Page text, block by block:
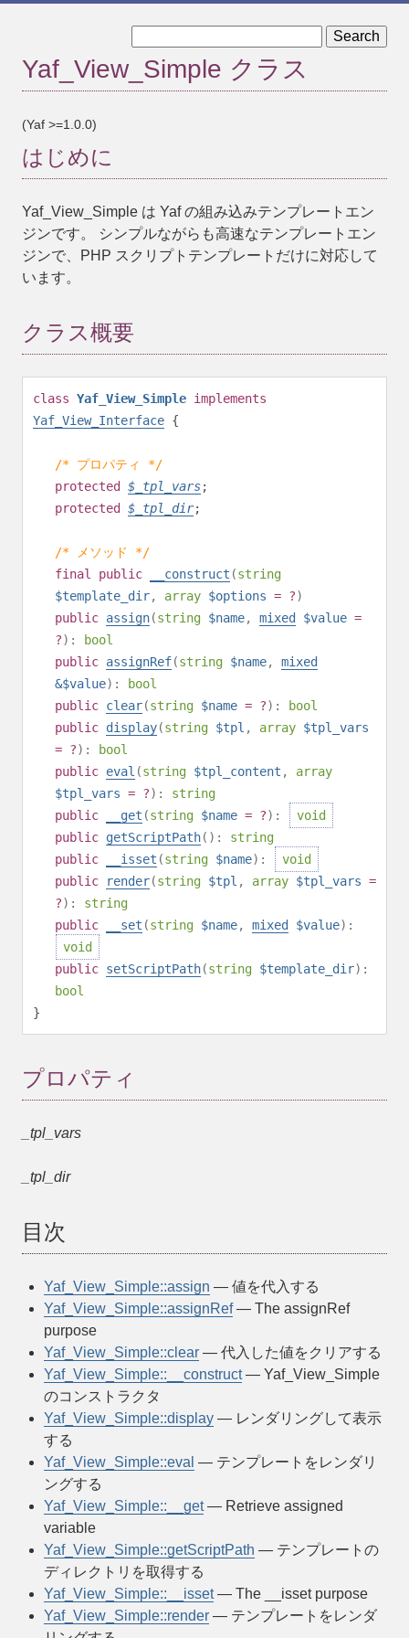
Yaf_View_Simple::assign »
Yaf_View_Simple クラス
(Yaf >=1.0.0)
はじめに
Yaf_View_Simple は Yaf の組み込みテンプレートエン
ジンです。 シンプルながらも高速なテンプレートエン
ジンで、PHP スクリプトテンプレートだけに対応して
います。
クラス概要
class Yaf_View_Simple implements
Yaf_View_Interface {
/* プロパティ */
protected
$ _tpl_vars;
protected
$ _tpl_dir;
/* メソッド */
final
public __construct (string
$template_dir, array $options = ?)
public assign(string $name, mixed $value =
?):
bool
public assignRef(string $name, mixed
&$value):
bool
public clear(string $name = ?):
bool
public display(string $tpl , array $tpl_vars
= ?):
bool
public eval (string $tpl_content , array
$tpl_vars = ?): string
public
__get (string $name = ?):
void
public getScriptPath(): string
public
__isset (string $name):
void
public
render(string $tpl , array $tpl_vars =
?): string
public
__set (string $name, mixed $value):
void
public setScriptPath(string $template_dir):
bool
}
プロパティ
_tpl_vars
_tpl_dir
目次
Yaf_View_Simple::assign — 値を代入する
Yaf_View_Simple::assignRef— The assignRef
purpose
Yaf_View_Simple::clear — 代入した値をクリアする
Yaf_View_Simple::__construct— Yaf_View_Simple
のコンストラクタ
Yaf_View_Simple::display — レンダリングして表示
する
Yaf_View_Simple::eval — テンプレートをレンダリ
ングする
Yaf_View_Simple::__get— Retrieve assigned
variable
Yaf_View_Simple::getScriptPath — テンプレートの
ディレクトリを取得する
Yaf_View_Simple::__isset— The __isset purpose
Yaf_View_Simple::render — テンプレートをレンダ